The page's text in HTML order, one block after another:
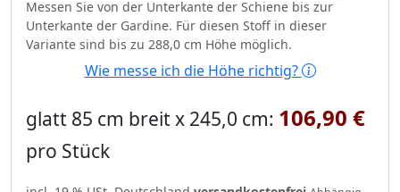
Messen Sie von der Unterkante der Schiene bis zur
Unterkante der Gardine. Für diesen Stoff in dieser
Variante sind bis zu 288,0 cm Höhe möglich.
Wie messe ich die Höhe richtig?
glatt 85 cm breit x 245,0 cm: 106,90 €
pro Stück